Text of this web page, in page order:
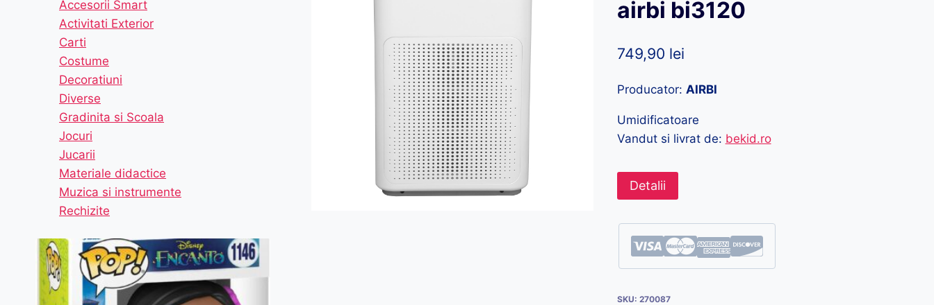
airbi bi3120
749,90 lei
Producator: AIRBI
Umidificatoare
Vandut si livrat de: bekid.ro
Detalii
SKU: 270087
Accesorii Smart
Activitati Exterior
Carti
Costume
Decoratiuni
Diverse
Gradinita si Scoala
Jocuri
Jucarii
Materiale didactice
Muzica si instrumente
Rechizite